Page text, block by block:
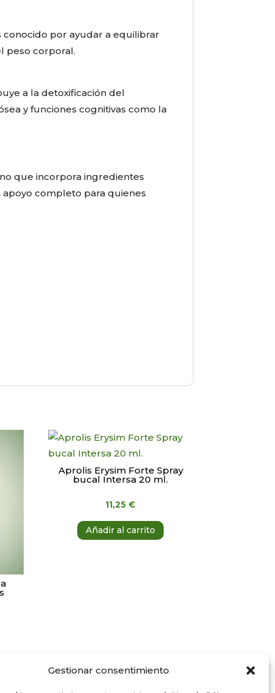
Gestionar consentimiento
por ayudar a equilibrar
peso corporal.
a la detoxificación del
y funciones cognitivas como la
que incorpora ingredientes
completo para quienes
Aprolis Erysim Forte Spray
bucal Intersa 20 ml.
11,25€
Añadir al carrito